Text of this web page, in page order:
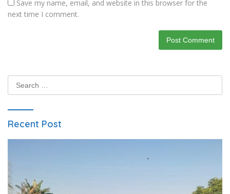
Save my name, email, and website in this browser for the
next time I comment.
Search
for:
Recent Post